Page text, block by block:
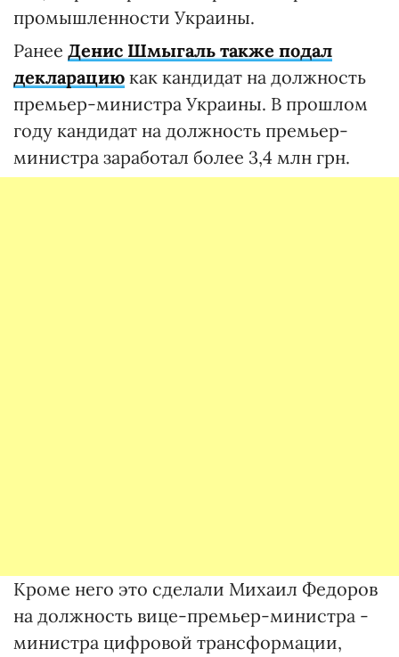
промышленности Украины.
Ранее Денис Шмыгаль также подал
декларацию как кандидат на должность
премьер-министра Украины. В прошлом
году кандидат на должность премьер-
министра заработал более 3,4 млн грн.
Кроме него это сделали Михаил Федоров
на должность вице-премьер-министра -
министра цифровой трансформации,